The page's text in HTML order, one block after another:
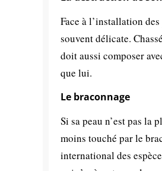
Face à l’installation
souvent délicate.
doit aussi composer
que lui.
Le braconnage
Si sa peau n’est pas la
moins touché par le
international des